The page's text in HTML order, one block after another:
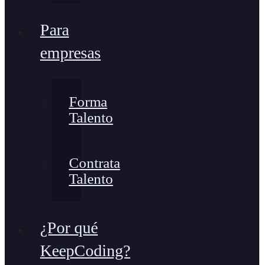
Para
empresas
Forma
Talento
Contrata
Talento
¿Por qué
KeepCoding?